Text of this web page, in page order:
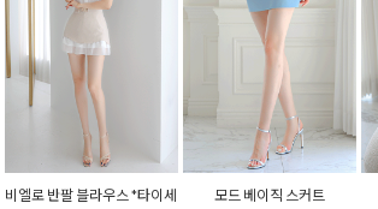
비엘로 반팔 블라우스 *타이세
모드 베이직 스커트